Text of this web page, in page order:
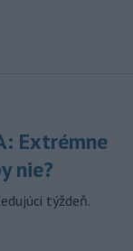
Extrémne
nie?
týždeň.